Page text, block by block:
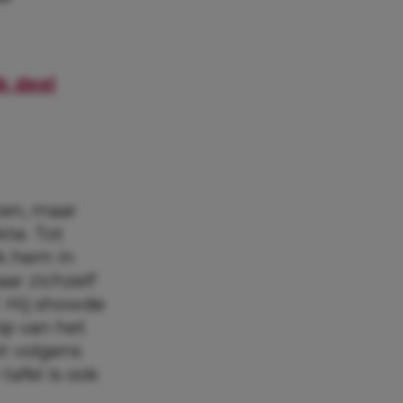
deel
maar
Tot
hem in
zichzelf
showde
van het
volgens
is ook